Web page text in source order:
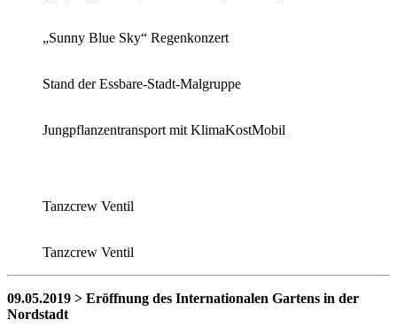
„Sunny Blue Sky“ Regenkonzert
Stand der Essbare-Stadt-Malgruppe
Jungpflanzentransport mit KlimaKostMobil
Tanzcrew Ventil
Tanzcrew Ventil
09.05.2019 > Eröffnung des Internationalen Gartens in der
Nordstadt